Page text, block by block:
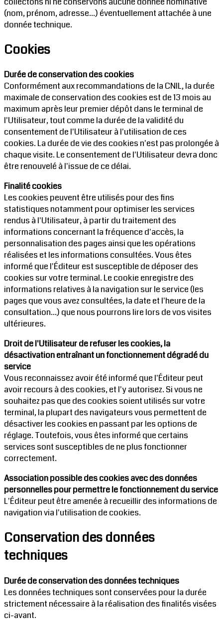
(nom, prénom, adresse...) éventuellement attachée à une
donnée technique.
Cookies
Durée de conservation des cookies
Conformément aux recommandations de la CNIL, la durée
maximale de conservation des cookies est de 13 mois au
maximum après leur premier dépôt dans le terminal de
l'Utilisateur, tout comme la durée de la validité du
consentement de l'Utilisateur à l'utilisation de ces
cookies. La durée de vie des cookies n'est pas prolongée à
chaque visite. Le consentement de l'Utilisateur devra donc
être renouvelé à l'issue de ce délai.
Finalité cookies
Les cookies peuvent être utilisés pour des fins
statistiques notamment pour optimiser les services
rendus à l'Utilisateur, à partir du traitement des
informations concernant la fréquence d'accès, la
personnalisation des pages ainsi que les opérations
réalisées et les informations consultées. Vous êtes
informé que l'Éditeur est susceptible de déposer des
cookies sur votre terminal. Le cookie enregistre des
informations relatives à la navigation sur le service (les
pages que vous avez consultées, la date et l'heure de la
consultation...) que nous pourrons lire lors de vos visites
ultérieures.
Droit de l'Utilisateur de refuser les cookies, la
désactivation entraînant un fonctionnement dégradé du
service
Vous reconnaissez avoir été informé que l'Éditeur peut
avoir recours à des cookies, et l'y autorisez. Si vous ne
souhaitez pas que des cookies soient utilisés sur votre
terminal, la plupart des navigateurs vous permettent de
désactiver les cookies en passant par les options de
réglage. Toutefois, vous êtes informé que certains
services sont susceptibles de ne plus fonctionner
correctement.
Association possible des cookies avec des données
personnelles pour permettre le fonctionnement du service
L'Éditeur peut être amenée à recueillir des informations de
navigation via l'utilisation de cookies.
Conservation des données
techniques
Durée de conservation des données techniques
Les données techniques sont conservées pour la durée
strictement nécessaire à la réalisation des finalités visées
ci-avant.